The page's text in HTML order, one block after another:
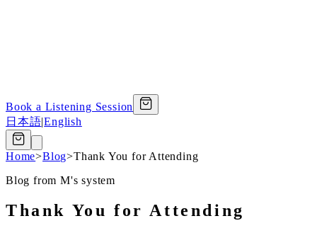
Book a Listening Session
日本語|English
Home>Blog>Thank You for Attending
Blog from M's system
Thank You for Attending